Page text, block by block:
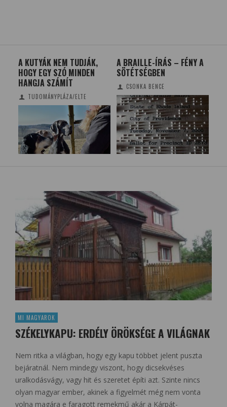
A KUTYÁK NEM TUDJÁK,
HOGY EGY SZÓ MINDEN
HANGJA SZÁMÍT
TUDOMÁNYPLÁZA/ELTE
A BRAILLE-ÍRÁS – FÉNY A
SÖTÉTSÉGBEN
CSONKA BENCE
MI MAGYAROK
SZÉKELYKAPU: ERDÉLY ÖRÖKSÉGE A VILÁGNAK
Nem ritka a világban, hogy egy kapu többet jelent puszta
bejáratnál. Nem mindegy viszont, hogy dicsekvéses
uralkodásvágy, vagy hit és szeretet építi azt. Szinte nincs
olyan magyar ember, akinek a figyelmét még nem vonta
volna magára e faragott remekmű akár a Kárpát-